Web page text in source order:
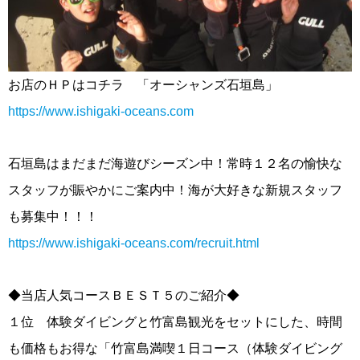
お店のＨＰはコチラ 「オーシャンズ石垣島」
https://www.ishigaki-oceans.com
石垣島はまだまだ海遊びシーズン中！常時１２名の愉快な
スタッフが賑やかにご案内中！海が大好きな新規スタッフ
も募集中！！！
https://www.ishigaki-oceans.com/recruit.html
◆当店人気コースＢＥＳＴ５のご紹介◆
１位 体験ダイビングと竹富島観光をセットにした、時間
も価格もお得な「竹富島満喫１日コース（体験ダイビング